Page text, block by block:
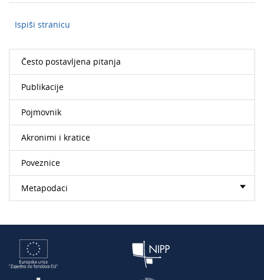
Ispiši stranicu
Često postavljena pitanja
Publikacije
Pojmovnik
Akronimi i kratice
Poveznice
Metapodaci